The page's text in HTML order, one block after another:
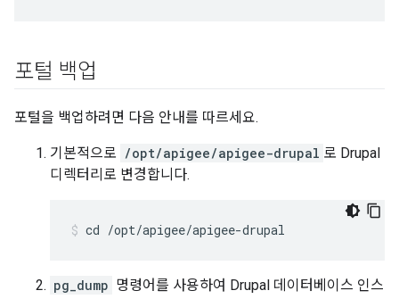
포털 백업
포털을 백업하려면 다음 안내를 따르세요.
기본적으로 /opt/apigee/apigee-drupal 로 Drupal
디렉터리로 변경합니다.
cd /opt/apigee/apigee-drupal
pg_dump 명령어를 사용하여 Drupal 데이터베이스 인스